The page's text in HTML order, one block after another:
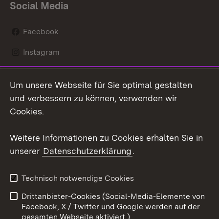
Social Media
Facebook
Instagram
Social Wall
Youtube
Kontakt
Datenschutz
Barrierefreiheit
Impressum Cookies
Um unsere Webseite für Sie optimal gestalten
und verbessern zu können, verwenden wir
Cookies.
Weitere Informationen zu Cookies erhalten Sie in
unserer Datenschutzerklärung.
Technisch notwendige Cookies
Drittanbieter-Cookies (Social-Media-Elemente von
Facebook, X / Twitter und Google werden auf der
gesamten Webseite aktiviert.)